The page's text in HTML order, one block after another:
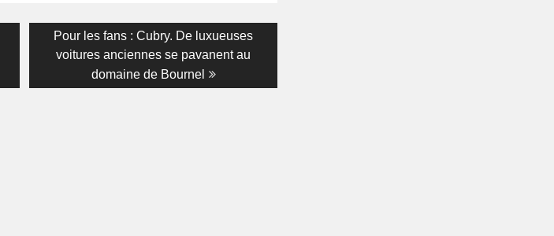
Next
post:
Pour les fans : Cubry. De luxueuses
voitures anciennes se pavanent au
domaine de Bournel